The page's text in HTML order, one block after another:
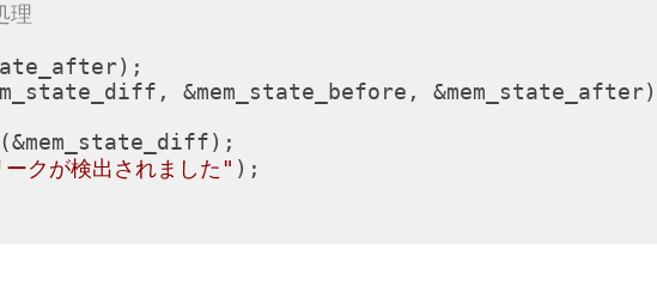
理
&mem_state_before,
クが検出されました" );